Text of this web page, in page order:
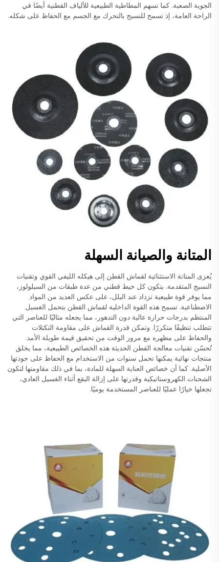
الجوية الصعبة. كما تسهم المطاطية الطبيعية للألياف القطنية أيضًا في
الراحة العامة، إذ تسمح للنسيج بالتحرك مع الجسم مع الحفاظ على شكله.
المتانة والصيانة السهلة
يُعزى المتانة الاستثنائية لقماش القطن إلى هيكله الليفي القوي وتقنيات
النسيج المتقدمة. يتكون كل خيط قطني من عدة طبقات من السيلولوز،
مما يوفر قوة طبيعية تزداد عند البلل، على عكس العديد من المواد
الاصطناعية. تسمح هذه القوة الداخلية لقماش القطن بتحمل الغسيل
المنتظم بدرجات حرارة عالية دون التدهور، مما يجعله مثاليًا للعناصر التي
تتطلب تنظيفًا متكررًا. وتمكن قدرة القماش على مقاومة التكتلات
والحفاظ على مظهره مع مرور الوقت من تحقيق قيمة طويلة الأمد.
تُحسّن تقنيات معالجة القطن الحديثة هذه الخصائص الطبيعية، مما يخلق
منتجات نهائية يمكنها تحمل سنوات من الاستخدام مع الحفاظ على جودتها
الأصلية. كما أن خصائص العناية السهلة للمادة، بما في ذلك مقاومتها لتكون
الشحنات الكهروستاتيكية وقدرتها على إزالة البقع أثناء الغسيل العادي،
تجعلها خيارًا عمليًا للعناصر المستخدمة يوميًا.